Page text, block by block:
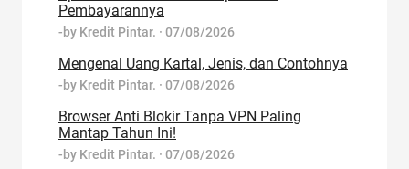
Pembayarannya
-by Kredit Pintar. · 07/08/2026
Mengenal Uang Kartal, Jenis, dan Contohnya
-by Kredit Pintar. · 07/08/2026
Browser Anti Blokir Tanpa VPN Paling
Mantap Tahun Ini!
-by Kredit Pintar. · 07/08/2026